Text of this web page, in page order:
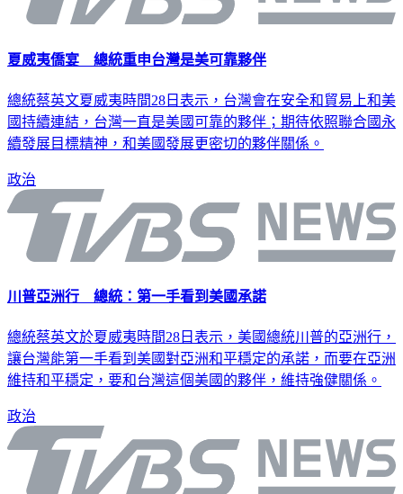
夏威夷僑宴 總統重申台灣是美可靠夥伴
總統蔡英文夏威夷時間28日表示，台灣會在安全和貿易上和美
國持續連結，台灣一直是美國可靠的夥伴；期待依照聯合國永
續發展目標精神，和美國發展更密切的夥伴關係。
政治
川普亞洲行 總統：第一手看到美國承諾
總統蔡英文於夏威夷時間28日表示，美國總統川普的亞洲行，
讓台灣能第一手看到美國對亞洲和平穩定的承諾，而要在亞洲
維持和平穩定，要和台灣這個美國的夥伴，維持強健關係。
政治